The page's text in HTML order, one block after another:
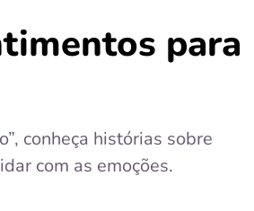
para
conheça histórias sobre
com as emoções.